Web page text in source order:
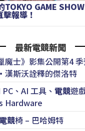
TOKYO GAME
報導！
最新電競新聞
魔士》影集公開第4
漢斯沃詮釋的傑洛特
、AI 工具、 電競遊
Hardware
競椅 – 巴哈姆特